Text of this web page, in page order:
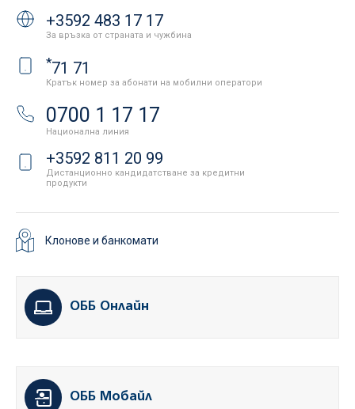
+3592 483 17 17
За връзка от страната и чужбина
*71 71
Кратък номер за абонати на мобилни оператори
0700 1 17 17
Национална линия
+3592 811 20 99
Дистанционно кандидатстване за кредитни
продукти
Клонове и банкомати
ОББ Онлайн
ОББ Мобайл